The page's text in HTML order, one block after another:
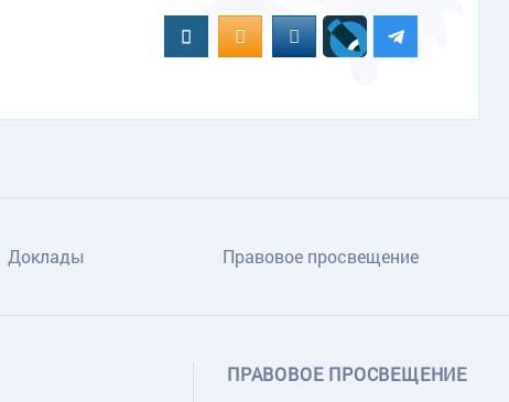
ВконтактеOK.RUMAIL.RU
Доклады Правовое просвещение
ПРАВОВОЕ ПРОСВЕЩЕНИЕ